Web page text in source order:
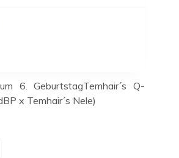
6. GeburtstagTemhair´s Q-
x Temhair´s Nele)